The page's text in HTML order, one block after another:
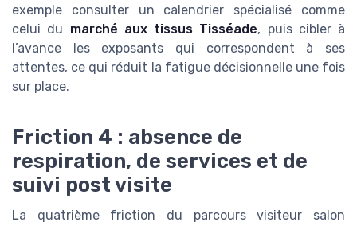
exemple consulter un calendrier spécialisé comme
celui du marché aux tissus Tisséade, puis cibler à
l’avance les exposants qui correspondent à ses
attentes, ce qui réduit la fatigue décisionnelle une fois
sur place.
Friction 4 : absence de
respiration, de services et de
suivi post visite
La quatrième friction du parcours visiteur salon